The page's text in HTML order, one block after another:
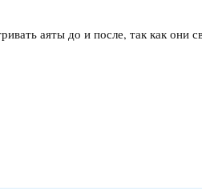
аяты до и после, так как они